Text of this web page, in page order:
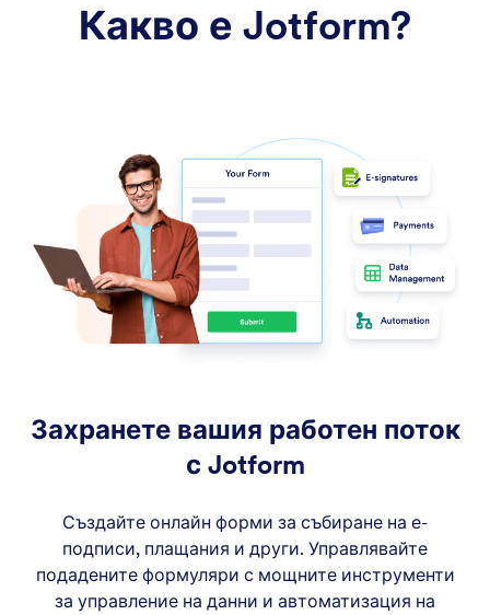
Какво е Jotform?
Захранете вашия работен поток
с Jotform
Създайте онлайн форми за събиране на е-
подписи, плащания и други. Управлявайте
подадените формуляри с мощните инструменти
за управление на данни и автоматизация на